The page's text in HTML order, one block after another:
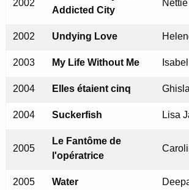
2002
Addicted City
2002 Undying Love
2003 My Life Without Me
2004 Elles étaient cinq
2004 Suckerfish Lisa
2005
Le Fantôme de
l'opératrice
2005 Water